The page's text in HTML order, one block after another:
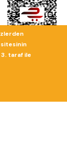
sitesinin
taraf ile